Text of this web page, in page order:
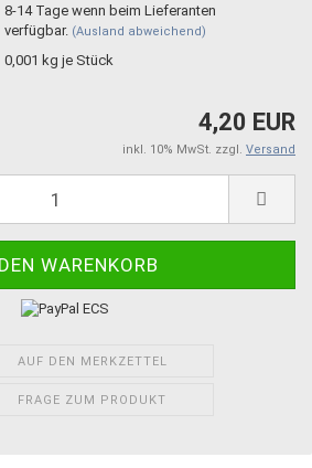
8-14 Tage wenn beim Lieferanten
verfügbar. (Ausland abweichend)
0,001 kg je Stück
4,20 EUR
inkl. 10% MwSt. zzgl. Versand
AUF DEN MERKZETTEL
FRAGE ZUM PRODUKT